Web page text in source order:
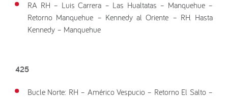
RA RH – Luis Carrera – Las Hualtatas – Manquehue –
Retorno Manquehue – Kennedy al Oriente – RH. Hasta
Kennedy – Manquehue
425
Bucle Norte: RH – Américo Vespucio – Retorno El Salto –